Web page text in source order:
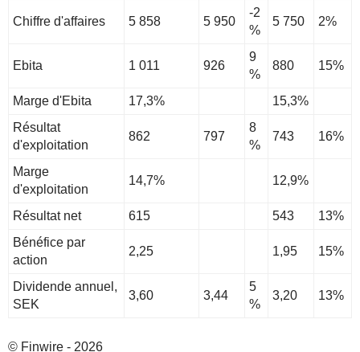
Chiffre d'affaires 5 858 5 950
-2
%
5 750 2%
Ebita 1 011 926
9
%
880 15%
Marge d'Ebita 17,3%
15,3%
Résultat
d'exploitation
862 797
8
%
743 16%
Marge
d'exploitation
14,7% 12,9%
Résultat net 615 543
13%
Bénéfice par
action
2,25 1,95 15%
Dividende annuel,
SEK
3,60 3,44
5
%
3,20 13%
© Finwire - 2026